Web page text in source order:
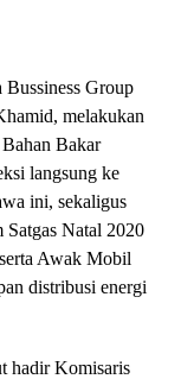
Group
melakukan
Bakar
langsung ke
ini, sekaligus
Satgas Natal 2020
Awak Mobil
distribusi energi
hadir Komisaris